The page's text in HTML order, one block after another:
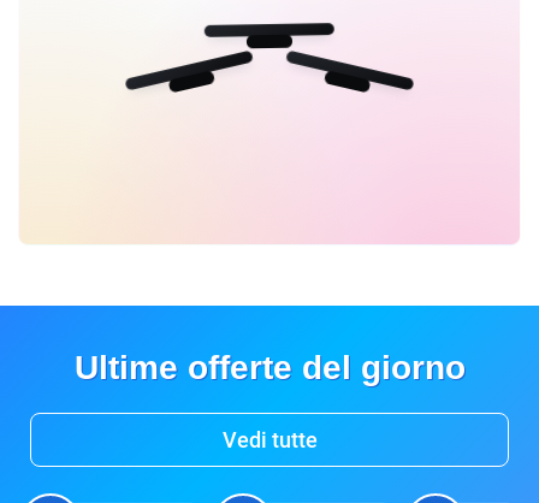
Ultime offerte del giorno
Vedi tutte